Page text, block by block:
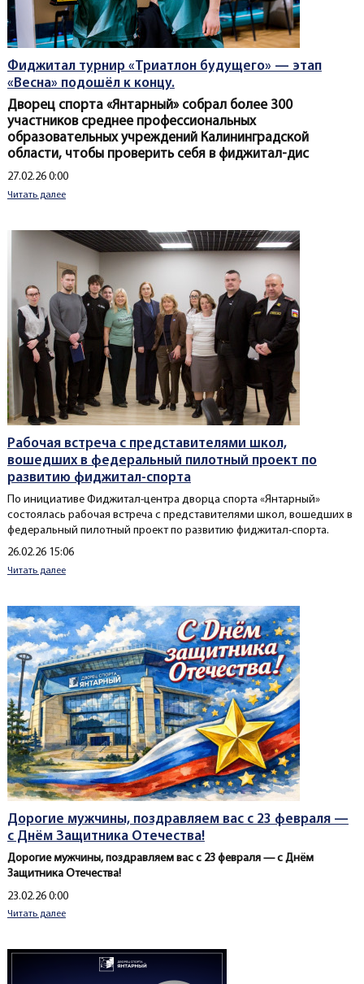
Фиджитал турнир «Триатлон будущего» — этап
«Весна» подошёл к концу.
Дворец спорта «Янтарный» собрал более 300
участников среднее профессиональных
образовательных учреждений Калининградской
области, чтобы проверить себя в фиджитал-дис
Создано
27.02.26 0:00
Читать далее
Рабочая встреча с представителями школ,
вошедших в федеральный пилотный проект по
развитию фиджитал-спорта
По инициативе Фиджитал-центра дворца спорта «Янтарный»
состоялась рабочая встреча с представителями школ, вошедших в
федеральный пилотный проект по развитию фиджитал-спорта.️
Создано
26.02.26 15:06
Читать далее
Дорогие мужчины, поздравляем вас с 23 февраля —
с Днём Защитника Отечества!
Дорогие мужчины, поздравляем вас с 23 февраля — с Днём
Защитника Отечества!
Создано
23.02.26 0:00
Читать далее